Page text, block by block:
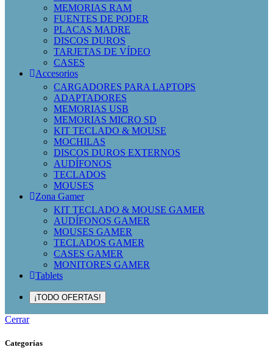
MEMORIAS RAM
FUENTES DE PODER
PLACAS MADRE
DISCOS DUROS
TARJETAS DE VÍDEO
CASES
Accesorios
CARGADORES PARA LAPTOPS
ADAPTADORES
MEMORIAS USB
MEMORIAS MICRO SD
KIT TECLADO & MOUSE
MOCHILAS
DISCOS DUROS EXTERNOS
AUDÍFONOS
TECLADOS
MOUSES
Zona Gamer
KIT TECLADO & MOUSE GAMER
AUDÍFONOS GAMER
MOUSES GAMER
TECLADOS GAMER
CASES GAMER
MONITORES GAMER
Tablets
¡TODO OFERTAS!
Cerrar
Categorías